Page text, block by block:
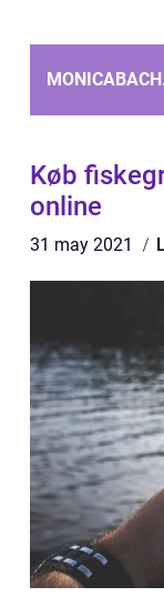
Køb
online
31 may 2021